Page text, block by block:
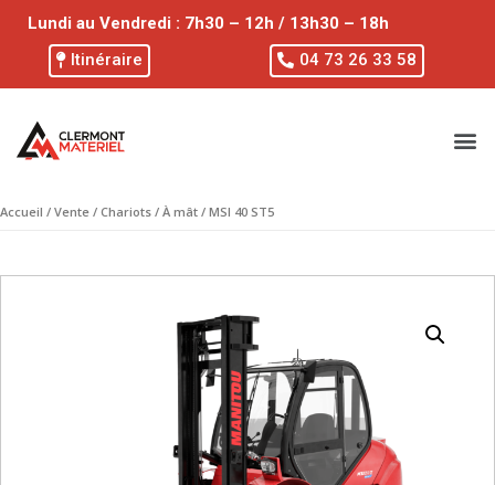
Lundi au Vendredi : 7h30 – 12h / 13h30 – 18h
Itinéraire
04 73 26 33 58
Accueil / Vente / Chariots / À mât / MSI 40 ST5